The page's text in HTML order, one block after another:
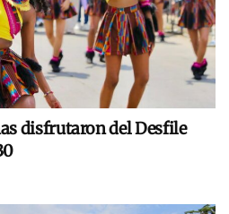
disfrutaron del Desfile